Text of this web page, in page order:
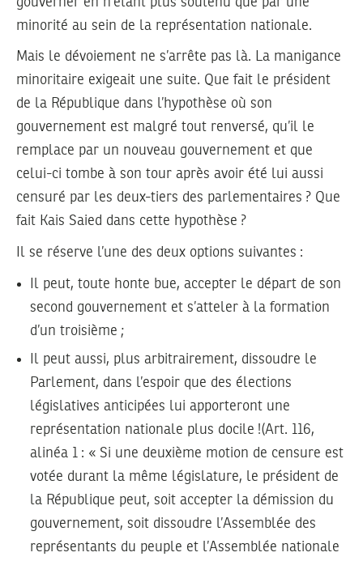
minorité au sein de la représentation nationale.
Mais le dévoiement ne s’arrête pas là. La manigance
minoritaire exigeait une suite. Que fait le président
de la République dans l’hypothèse où son
gouvernement est malgré tout renversé, qu’il le
remplace par un nouveau gouvernement et que
celui-ci tombe à son tour après avoir été lui aussi
censuré par les deux-tiers des parlementaires ? Que
fait Kais Saied dans cette hypothèse ?
Il se réserve l’une des deux options suivantes :
Il peut, toute honte bue, accepter le départ de son
second gouvernement et s’atteler à la formation
d’un troisième ;
Il peut aussi, plus arbitrairement, dissoudre le
Parlement, dans l’espoir que des élections
législatives anticipées lui apporteront une
représentation nationale plus docile !(Art. 116,
alinéa 1 : « Si une deuxième motion de censure est
votée durant la même législature, le président de
la République peut, soit accepter la démission du
gouvernement, soit dissoudre l’Assemblée des
représentants du peuple et l’Assemblée nationale